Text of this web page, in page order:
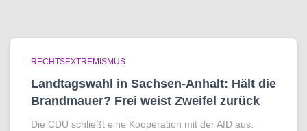
RECHTSEXTREMISMUS
Landtagswahl in Sachsen-Anhalt: Hält die
Brandmauer? Frei weist Zweifel zurück
Die CDU schließt eine Kooperation mit der AfD aus.